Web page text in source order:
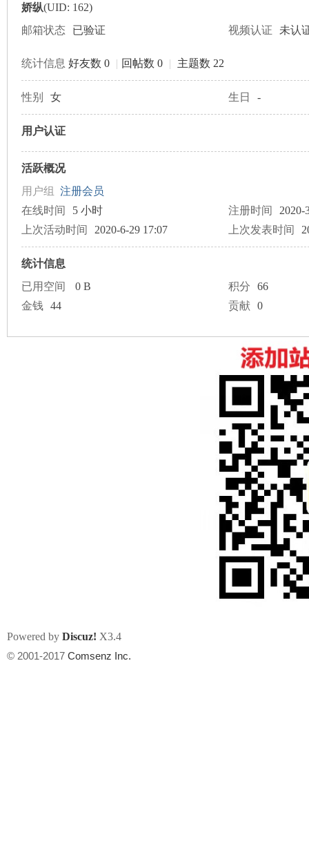
州
娇纵(UID: 162)
邮箱状态
已验证 视频认证 未认
统计信息 好友数 0 | 回帖数 0 | 主题数 22
性别 女 生日 -
用户认证
活跃概况
用户组 注册会员
在线时间
5 小时 注册时间
2020-
上次活动时间
2020-6-29 17:07 上次发表时间
统计信息
已用空间
0 B 积分
66
金钱
44 贡献 0
Powered by Discuz! X3.4
© 2001-2017 Comsenz Inc.